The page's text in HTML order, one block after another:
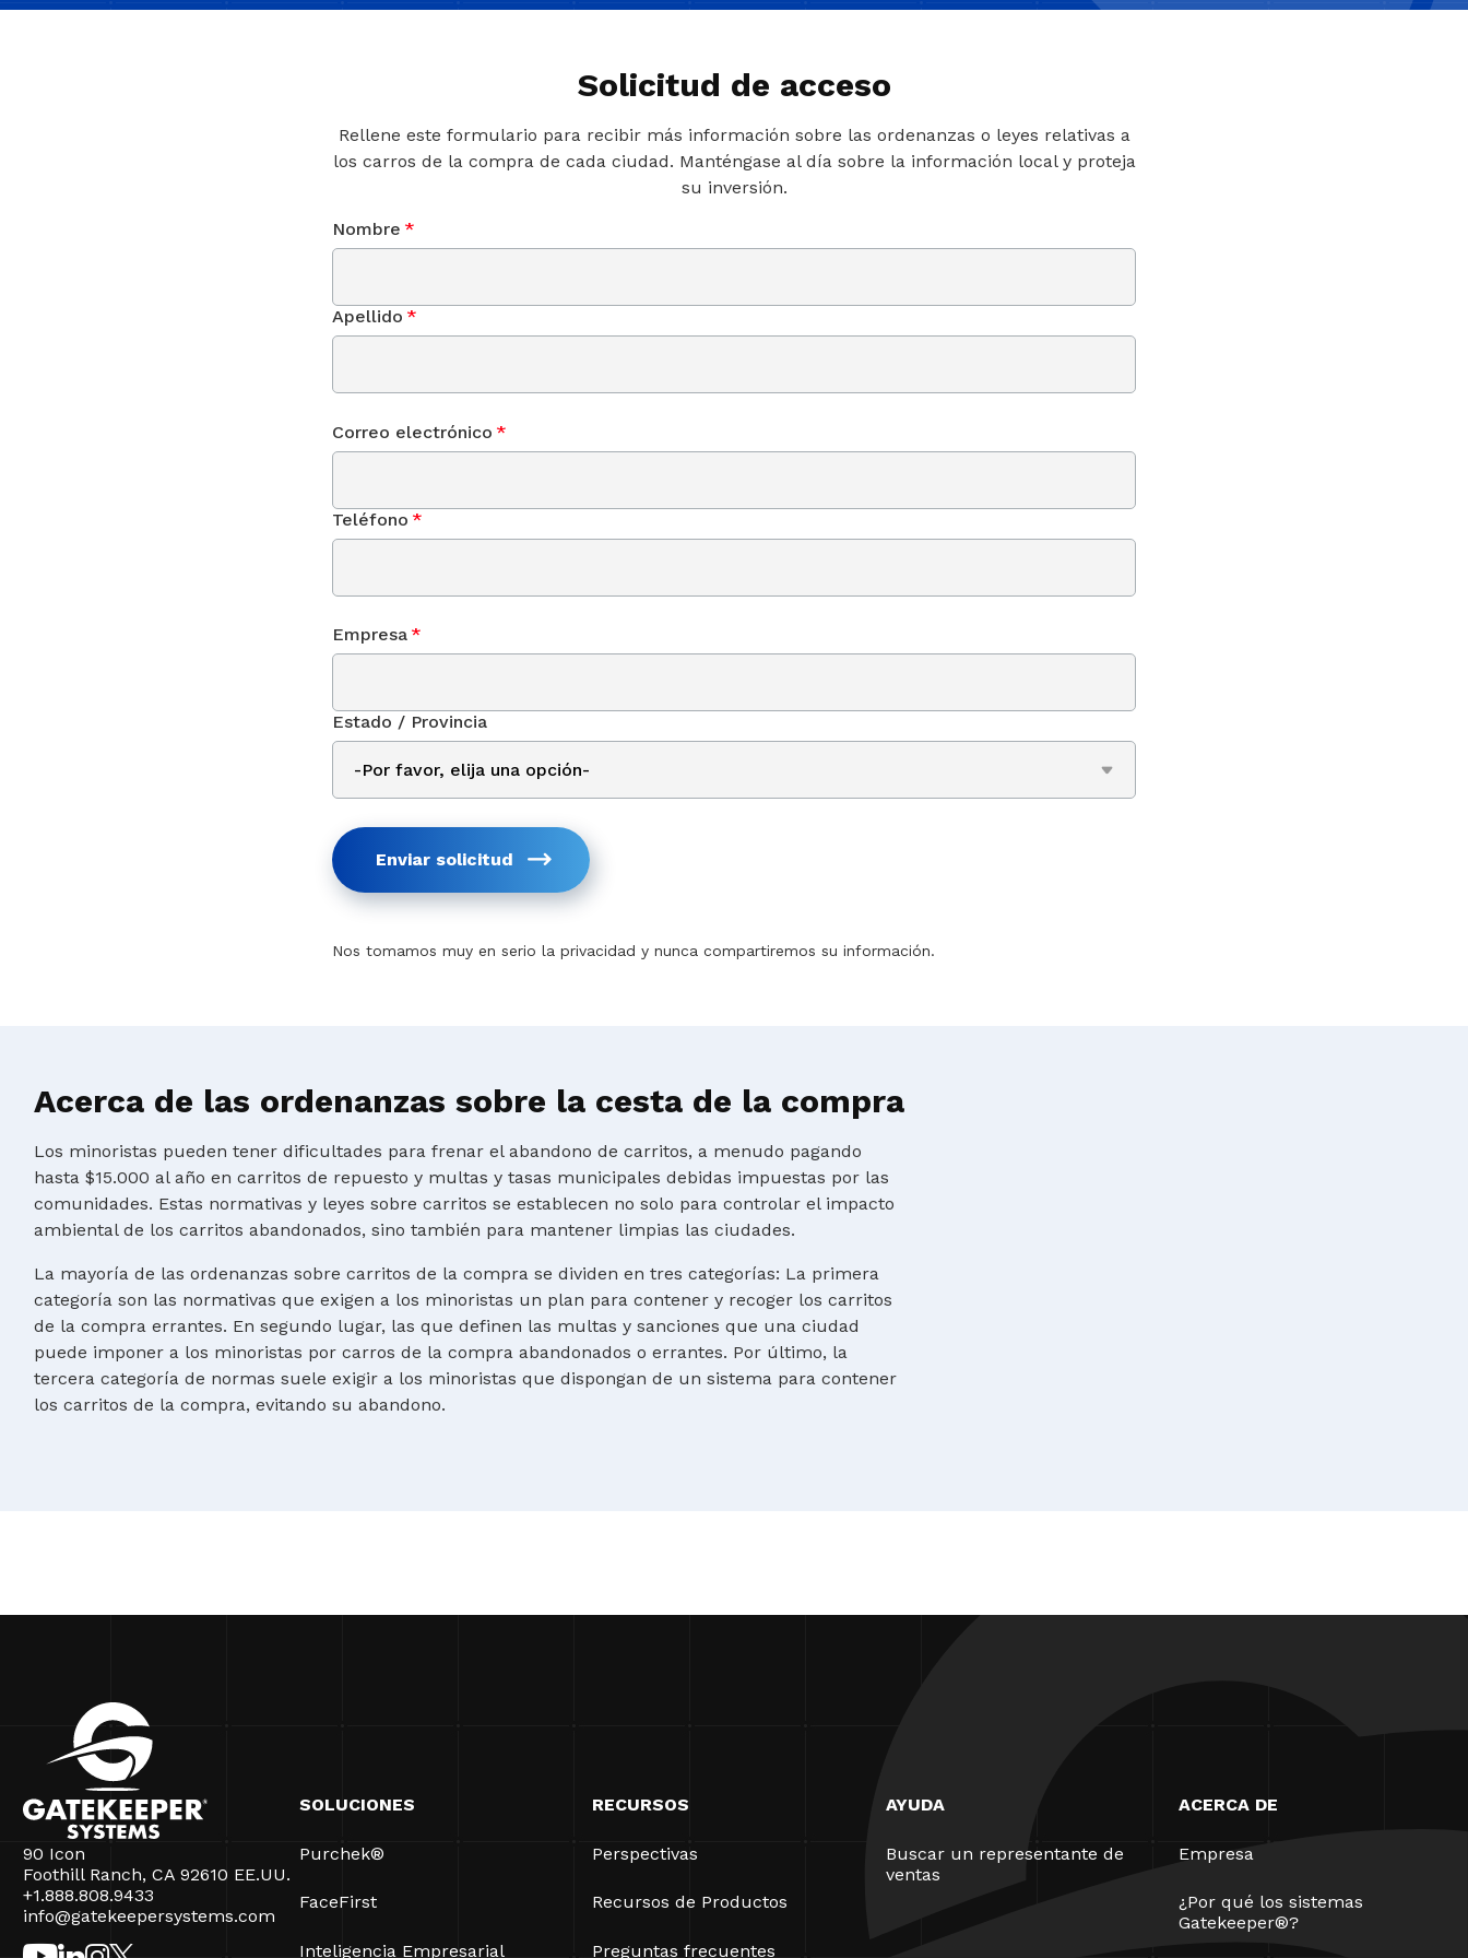
Solicitud de acceso
Rellene este formulario para recibir más información sobre las ordenanzas o leyes relativas a
los carros de la compra de cada ciudad. Manténgase al día sobre la información local y proteja
su inversión.
Nombre *
Apellido *
Correo electrónico *
Teléfono *
Empresa *
Estado / Provincia
Enviar solicitud
Nos tomamos muy en serio la privacidad y nunca compartiremos su información.
Acerca de las ordenanzas sobre la cesta de la compra
Los minoristas pueden tener dificultades para frenar el abandono de carritos, a menudo pagando
hasta $15.000 al año en carritos de repuesto y multas y tasas municipales debidas impuestas por las
comunidades. Estas normativas y leyes sobre carritos se establecen no solo para controlar el impacto
ambiental de los carritos abandonados, sino también para mantener limpias las ciudades.
La mayoría de las ordenanzas sobre carritos de la compra se dividen en tres categorías: La primera
categoría son las normativas que exigen a los minoristas un plan para contener y recoger los carritos
de la compra errantes. En segundo lugar, las que definen las multas y sanciones que una ciudad
puede imponer a los minoristas por carros de la compra abandonados o errantes. Por último, la
tercera categoría de normas suele exigir a los minoristas que dispongan de un sistema para contener
los carritos de la compra, evitando su abandono.
90 Icon
Foothill Ranch, CA 92610 EE.UU.
+1.888.808.9433
info@gatekeepersystems.com
SOLUCIONES
Purchek®
FaceFirst
Inteligencia Empresarial
RECURSOS
Perspectivas
Recursos de Productos
Preguntas frecuentes
AYUDA
Buscar un representante de
ventas
ACERCA DE
Empresa
¿Por qué los sistemas
Gatekeeper®?